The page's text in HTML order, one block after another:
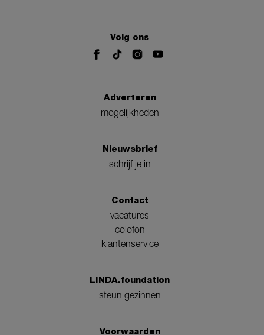
Volg ons
Adverteren
mogelijkheden
Nieuwsbrief
schrijf je in
Contact
vacatures
colofon
klantenservice
LINDA.foundation
steun gezinnen
Voorwaarden